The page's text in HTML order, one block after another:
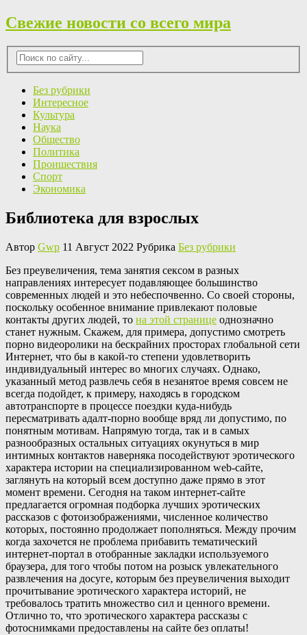
Свежие новости со всего мира
Без рубрики
Интересное
Культура
Наука
Общество
Политика
Проишествия
Спорт
Экономика
Библиотека для взрослых
Автор Gwp 11 Август 2022 Рубрика Без рубрики
Бeз прeувeличeния, тема занятия сексом в разных
направлениях интересует подавляющее большинство
современных людей и это небеспочвенно. Со своей стороны,
поскольку особенное внимание привлекают половые
контакты других людей, то на этой странице однозначно
станет нужным. Скажем, для примера, допустимо смотреть
порно видеоролики на бескрайних просторах глобальной сети
Интернет, что бы в какой-то степени удовлетворить
индивидуальный интерес во многих случаях. Однако,
указанный метод развлечь себя в незанятое время совсем не
всегда подойдет, к примеру, находясь в городском
автотранспорте в процессе поездки куда-нибудь
пересматривать адалт-порно вообще вряд ли допустимо, по
понятным мотивам. Напрямую тогда, так и в самых
разнообразных остальных ситуациях окунуться в мир
интимных контактов наверняка посодействуют эротического
характера истории на специализированном web-сайте,
заглянуть на который всем доступно даже прямо в этот
момент времени. Сегодня на таком интернет-сайте
предлагается огромная подборка лучших эротических
рассказов с фотоизображениями, численное количество
которых, постоянно продолжает пополняться. Между прочим
когда захочется не проблема прибавить тематический
интернет-портал в отобранные закладки используемого
браузера, для того чтобы потом на розыск увлекательного
развлечения на досуге, которым без преувеличения выходит
прочитывание эротического характера историй, не
требовалось тратить множество сил и ценного времени.
Отлично то, что эротического характера рассказы с
фотоснимками предоставлены на сайте без оплаты!